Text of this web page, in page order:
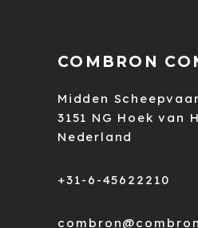
COMBRON
Midden
3151 NG Hoek van
Nederland
+31-6-45622210